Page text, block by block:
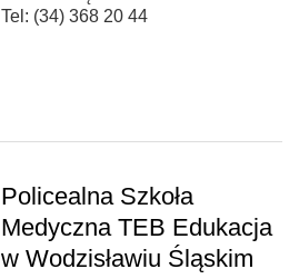
Tel: (34) 368 20 44
Policealna Szkoła
Medyczna TEB Edukacja
w Wodzisławiu Śląskim